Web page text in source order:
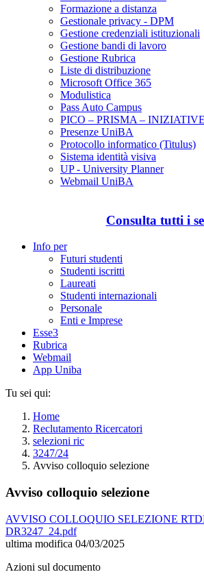
Formazione a distanza
Gestionale privacy - DPM
Gestione credenziali istituzionali
Gestione bandi di lavoro
Gestione Rubrica
Liste di distribuzione
Microsoft Office 365
Modulistica
Pass Auto Campus
PICO – PRISMA – INIZIATIVE
Presenze UniBA
Protocollo informatico (Titulus)
Sistema identità visiva
UP - University Planner
Webmail UniBA
Consulta tutti i
Info per
Futuri studenti
Studenti iscritti
Laureati
Studenti internazionali
Personale
Enti e Imprese
Esse3
Rubrica
Webmail
App Uniba
Tu sei qui:
Home
Reclutamento Ricercatori
selezioni ric
3247/24
Avviso colloquio selezione
Avviso colloquio selezione
AVVISO COLLOQUIO SELEZIONE
DR3247_24.pdf
ultima modifica 04/03/2025
Azioni sul documento